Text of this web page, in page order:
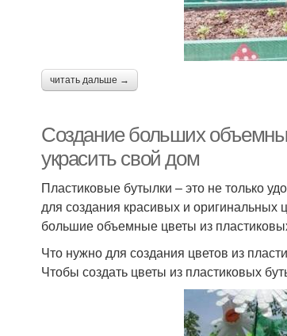
читать дальше →
Создание больших
украсить свой дом
Пластиковые бутылки – это не только
для создания красивых и оригинальных
большие объемные цветы из
Что нужно для создания цветов из
Чтобы создать цветы из пластиковых